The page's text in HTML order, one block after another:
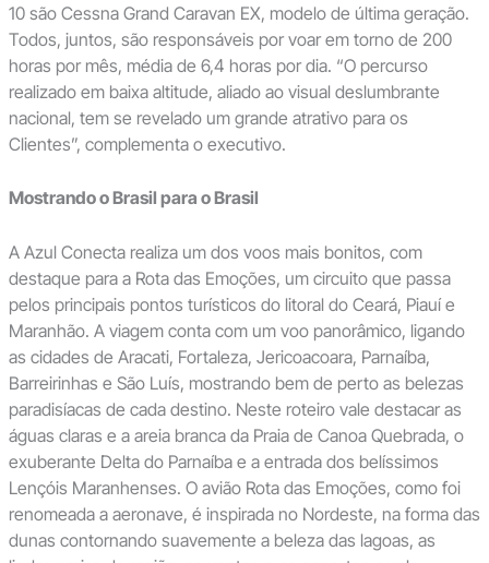
10 são Cessna Grand Caravan EX, modelo de última geração.
Todos, juntos, são responsáveis por voar em torno de 200
horas por mês, média de 6,4 horas por dia. “O percurso
realizado em baixa altitude, aliado ao visual deslumbrante
nacional, tem se revelado um grande atrativo para os
Clientes”, complementa o executivo.
Mostrando o Brasil para o Brasil
A Azul Conecta realiza um dos voos mais bonitos, com
destaque para a Rota das Emoções, um circuito que passa
pelos principais pontos turísticos do litoral do Ceará, Piauí e
Maranhão. A viagem conta com um voo panorâmico, ligando
as cidades de Aracati, Fortaleza, Jericoacoara, Parnaíba,
Barreirinhas e São Luís, mostrando bem de perto as belezas
paradisíacas de cada destino. Neste roteiro vale destacar as
águas claras e a areia branca da Praia de Canoa Quebrada, o
exuberante Delta do Parnaíba e a entrada dos belíssimos
Lençóis Maranhenses. O avião Rota das Emoções, como foi
renomeada a aeronave, é inspirada no Nordeste, na forma das
dunas contornando suavemente a beleza das lagoas, as